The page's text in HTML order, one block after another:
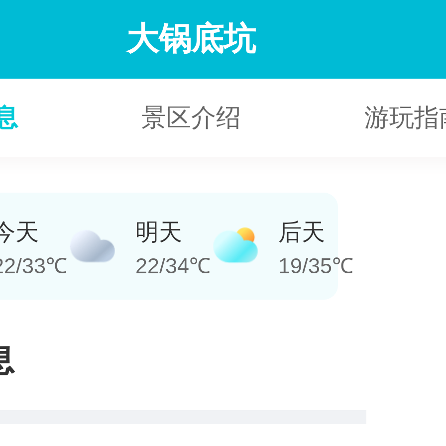
大锅底坑
景区介绍 游玩指
天
33℃
明天
22/34℃
后天
19/35℃